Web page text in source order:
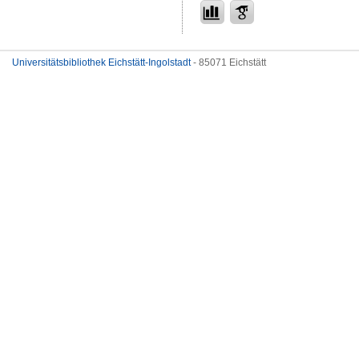
Universitätsbibliothek Eichstätt-Ingolstadt- 85071 Eichstätt